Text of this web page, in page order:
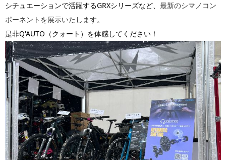
シチュエーションで活躍するGRXシリーズなど、 最新のシマノコン
ポーネントを展示いたします。
是非Q'AUTO（クォート）を体感してください！